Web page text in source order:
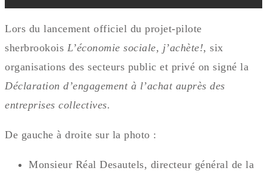
Lors du lancement officiel du projet-pilote
sherbrookois L’économie sociale, j’achète!, six
organisations des secteurs public et privé on signé la
Déclaration d’engagement à l’achat auprès des
entreprises collectives.
De gauche à droite sur la photo :
Monsieur Réal Desautels, directeur général de la